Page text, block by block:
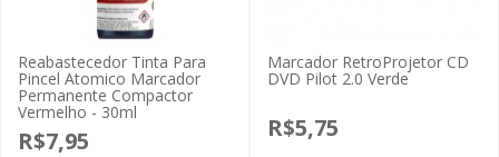
Reabastecedor Tinta Para
Pincel Atomico Marcador
Permanente Compactor
Vermelho - 30ml
R$7,95
Marcador RetroProjetor CD
DVD Pilot 2.0 Verde
R$5,75